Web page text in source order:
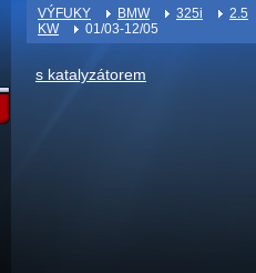
VÝFUKY BMW 325i
2.5
KW
01/03-12/05
s katalyzátorem